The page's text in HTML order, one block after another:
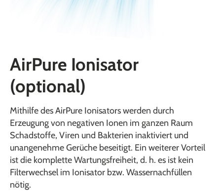
AirPure Ionisator
(optional)
Mithilfe des AirPure Ionisators werden durch
Erzeugung von negativen Ionen im ganzen Raum
Schadstoffe, Viren und Bakterien inaktiviert und
unangenehme Gerüche beseitigt. Ein weiterer Vorteil
ist die komplette Wartungsfreiheit, d. h. es ist kein
Filterwechsel im Ionisator bzw. Wassernachfüllen
nötig.